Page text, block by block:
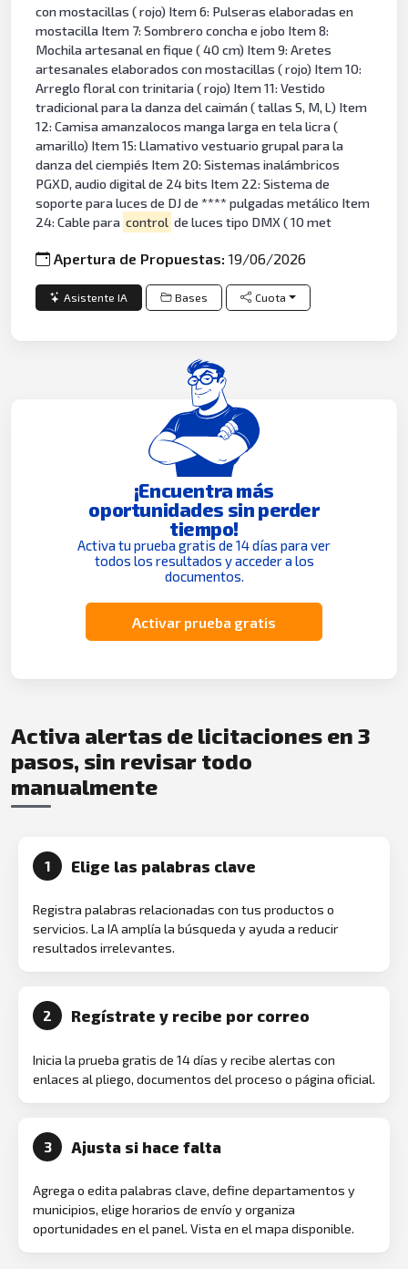
con mostacillas ( rojo) Item 6: Pulseras elaboradas en
mostacilla Item 7: Sombrero concha e jobo Item 8:
Mochila artesanal en fique ( 40 cm) Item 9: Aretes
artesanales elaborados con mostacillas ( rojo) Item 10:
Arreglo floral con trinitaria ( rojo) Item 11: Vestido
tradicional para la danza del caimán ( tallas S, M, L) Item
12: Camisa amanzalocos manga larga en tela licra (
amarillo) Item 15: Llamativo vestuario grupal para la
danza del ciempiés Item 20: Sistemas inalámbricos
PGXD, audio digital de 24 bits Item 22: Sistema de
soporte para luces de DJ de **** pulgadas metálico Item
24: Cable para control de luces tipo DMX ( 10 met
Apertura de Propuestas:19/06/2026
Asistente IA Bases Cuota
¡Encuentra más
oportunidades sin perder
tiempo!
Activa tu prueba gratis de 14 días para ver
todos los resultados y acceder a los
documentos.
Activar prueba gratis
Activa alertas de licitaciones en 3
pasos, sin revisar todo
manualmente
1 Elige las palabras clave
Registra palabras relacionadas con tus productos o
servicios. La IA amplía la búsqueda y ayuda a reducir
resultados irrelevantes.
2 Regístrate y recibe por correo
Inicia la prueba gratis de 14 días y recibe alertas con
enlaces al pliego, documentos del proceso o página oficial.
3 Ajusta si hace falta
Agrega o edita palabras clave, define departamentos y
municipios, elige horarios de envío y organiza
oportunidades en el panel. Vista en el mapa disponible.